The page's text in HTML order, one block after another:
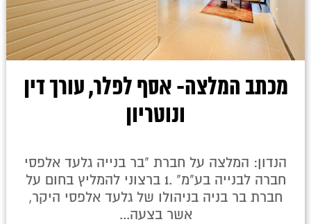
מכתב המלצה- אסף לפלר, עורך דין
ונוטריון
הנדון: המלצה על חברת "בר בנייה גלעד אלפסי
חברה לבנייה בע"מ" .1 ברצוני להמליץ בחום על
חברת בר בניה בניהולו של גלעד אלפסי היקר,
אשר בצעה...